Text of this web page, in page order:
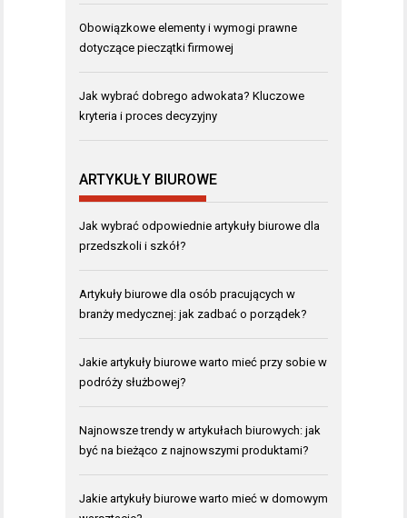
Obowiązkowe elementy i wymogi prawne
dotyczące pieczątki firmowej
Jak wybrać dobrego adwokata? Kluczowe
kryteria i proces decyzyjny
ARTYKUŁY BIUROWE
Jak wybrać odpowiednie artykuły biurowe dla
przedszkoli i szkół?
Artykuły biurowe dla osób pracujących w
branży medycznej: jak zadbać o porządek?
Jakie artykuły biurowe warto mieć przy sobie w
podróży służbowej?
Najnowsze trendy w artykułach biurowych: jak
być na bieżąco z najnowszymi produktami?
Jakie artykuły biurowe warto mieć w domowym